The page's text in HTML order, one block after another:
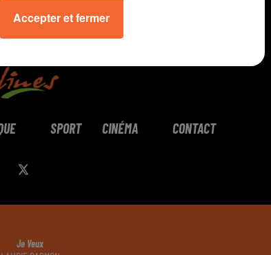
SPORT CINÉMA CONTACT
Je Veux
Accepter et fermer